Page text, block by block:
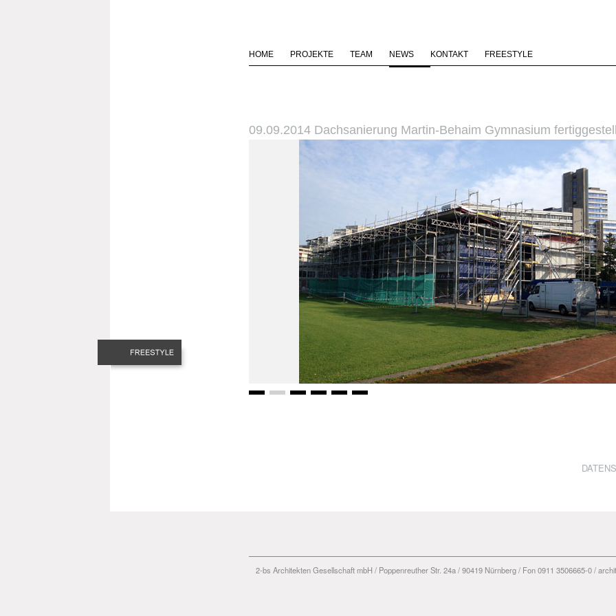
HOME PROJEKTE TEAM NEWS KONTAKT FREESTYLE
09.09.2014 Dachsanierung Martin-Behaim Gymnasium
2-bs Architekten Gesellschaft mbH / Poppenreuther Str. 24a / 90419 Nürnberg / Fon 0911 3506665-0 /